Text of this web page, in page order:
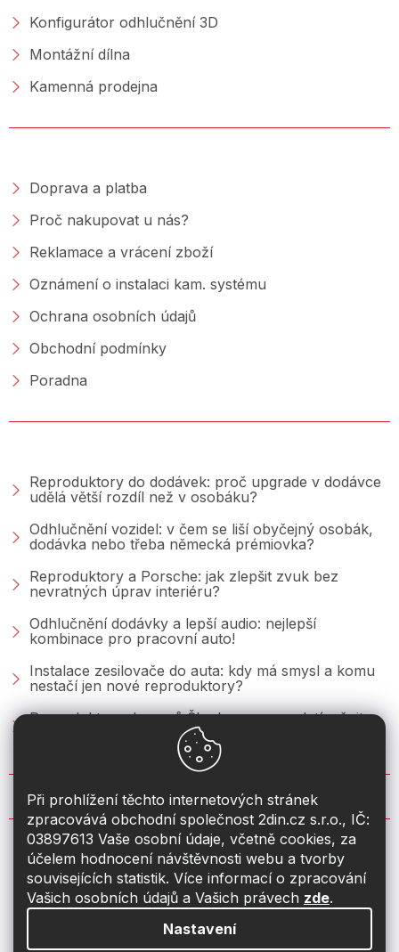
Při prohlížení těchto internetových stránek
zpracovává obchodní společnost 2din.cz s.r.o., IČ:
03897613 Vaše osobní údaje, včetně cookies, za
účelem hodnocení návštěvnosti webu a tvorby
souvisejících statistik. Více informací o zpracování
Vašich osobních údajů a Vašich právech zde.
Nastavení
Konfigurátor odhlučnění 3D
Montážní dílna
Kamenná prodejna
Doprava a platba
Proč nakupovat u nás?
Reklamace a vrácení zboží
Oznámení o instalaci kam. systému
Ochrana osobních údajů
Obchodní podmínky
Poradna
Reproduktory do dodávek: proč upgrade v dodávce
udělá větší rozdíl než v osobáku?
Odhlučnění vozidel: v čem se liší obyčejný osobák,
dodávka nebo třeba německá prémiovka?
Reproduktory a Porsche: jak zlepšit zvuk bez
nevratných úprav interiéru?
Odhlučnění dodávky a lepší audio: nejlepší
kombinace pro pracovní auto!
Instalace zesilovače do auta: kdy má smysl a komu
nestačí jen nové reproduktory?
Reproduktory do vozů Škoda: co se vyplatí měnit u
Fabie, Octavie a Superbu?
KONTAKT
info@2din.cz
774 19 55 33